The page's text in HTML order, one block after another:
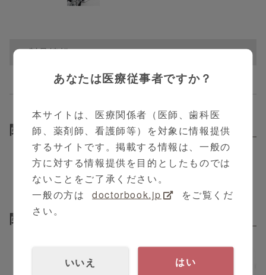
製品情報
関連動画 Related Contents
関連資料
ACCUNIQ_bc380m製品仕様
あなたは医療従事者ですか？
本サイトは、医療関係者（医師、歯科医
師、薬剤師、看護師等）を対象に情報提供
するサイトです。掲載する情報は、一般の
方に対する情報提供を目的としたものでは
ないことをご了承ください。
一般の方は
doctorbook.jp
をご覧くだ
さい。
いいえ はい